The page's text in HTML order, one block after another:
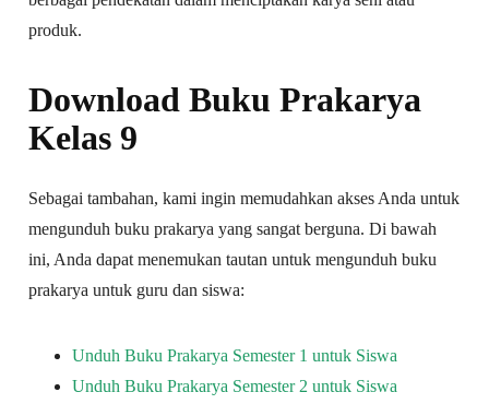
produk.
Download Buku Prakarya
Kelas 9
Sebagai tambahan, kami ingin memudahkan akses Anda untuk
mengunduh buku prakarya yang sangat berguna. Di bawah
ini, Anda dapat menemukan tautan untuk mengunduh buku
prakarya untuk guru dan siswa:
Unduh Buku Prakarya Semester 1 untuk Siswa
Unduh Buku Prakarya Semester 2 untuk Siswa